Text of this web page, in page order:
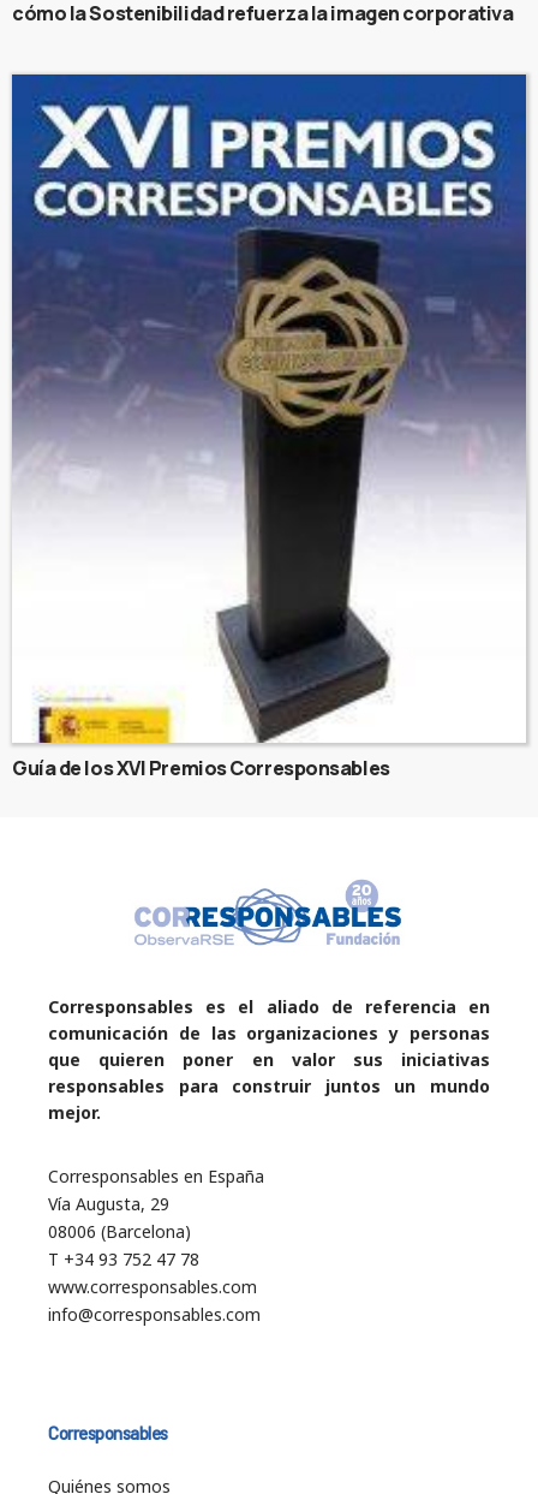
cómo la Sostenibilidad refuerza la imagen corporativa
Guía de los XVI Premios Corresponsables
Corresponsables es el aliado de referencia en
comunicación de las organizaciones y personas
que quieren poner en valor sus iniciativas
responsables para construir juntos un mundo
mejor.
Corresponsables en España
Vía Augusta, 29
08006 (Barcelona)
T +34 93 752 47 78
www.corresponsables.com
info@corresponsables.com
Corresponsables
Quiénes somos